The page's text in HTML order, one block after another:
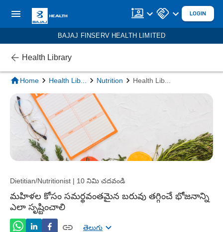
LOGIN
BAJAJ FINSERV HEALTH LIMITED
Health Library
Home Health Lib Nutrition Health Lib
Dietitian/Nutritionist | 10 నిమి చదవండి
మహిళల కోసం సమర్థవంతమైన బరువు తగ్గించే భోజనాన్ని
ఎలా సృష్టించాలి
తెలుగు